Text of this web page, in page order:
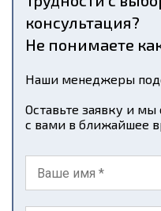
консультация?
Не понимаете
Наши менеджеры
Оставьте заявку и
с вами в ближайшее